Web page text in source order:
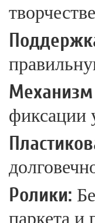
Механизм
фиксации
Ролики:
паркета и